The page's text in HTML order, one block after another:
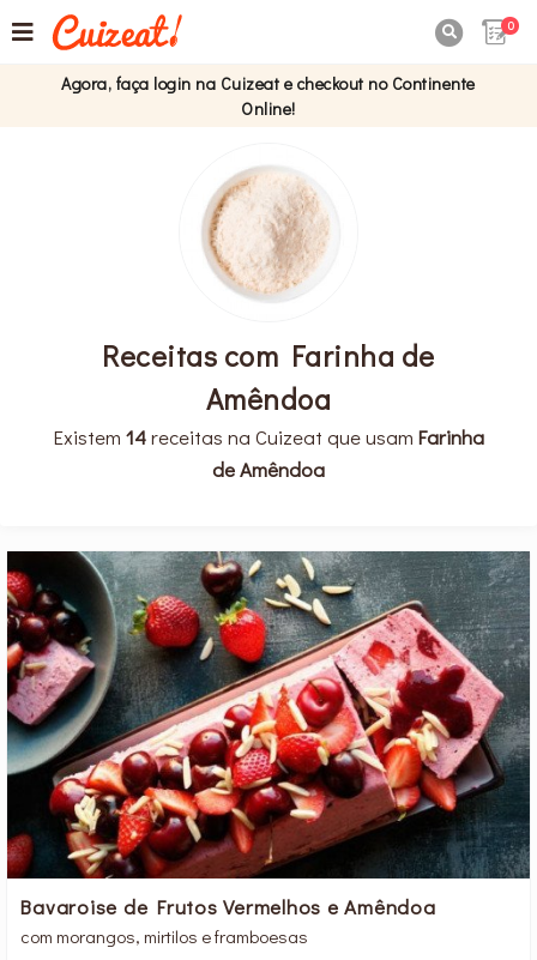
0
Agora, faça login na Cuizeat e checkout no Continente
Online!
Receitas com Farinha de
Amêndoa
Existem 14receitas na Cuizeat que usam Farinha
de Amêndoa
Bavaroise de Frutos Vermelhos e Amêndoa
com morangos, mirtilos e framboesas